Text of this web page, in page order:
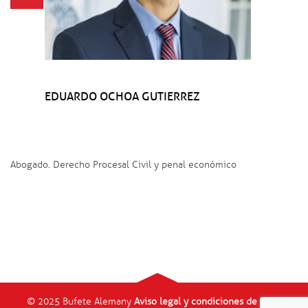
EDUARDO OCHOA GUTIERREZ
Abogado. Derecho Procesal Civil y penal económico
© 2025 Bufete Alemany Aviso legal y condiciones de uso